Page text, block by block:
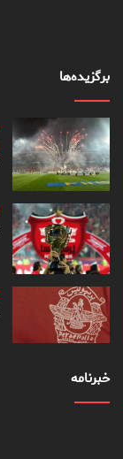
برگزیده‌ها
خبرنامه